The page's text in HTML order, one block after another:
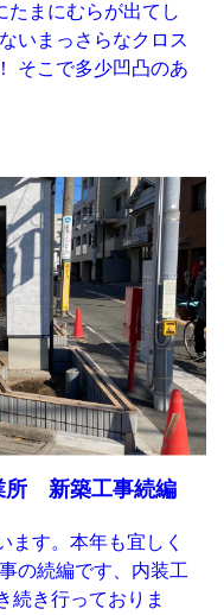
たまにむらが出てし
いまっさらなクロス
そこで多少凹凸のあ
所 新築工事続編
ます。本年も宜しく
の続編です、内装工
続き行っておりま